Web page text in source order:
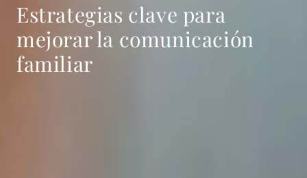
Estrategias clave para
mejorar la comunicación
familiar